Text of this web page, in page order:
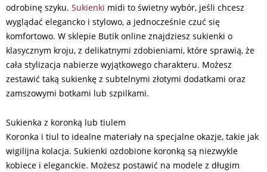
odrobinę szyku. Sukienki midi to świetny wybór, jeśli chcesz
wyglądać elegancko i stylowo, a jednocześnie czuć się
komfortowo. W sklepie Butik online znajdziesz sukienki o
klasycznym kroju, z delikatnymi zdobieniami, które sprawią, że
cała stylizacja nabierze wyjątkowego charakteru. Możesz
zestawić taką sukienkę z subtelnymi złotymi dodatkami oraz
zamszowymi botkami lub szpilkami.
Sukienka z koronką lub tiulem
Koronka i tiul to idealne materiały na specjalne okazje, takie jak
wigilijna kolacja. Sukienki ozdobione koronką są niezwykle
kobiece i eleganckie. Możesz postawić na modele z długim